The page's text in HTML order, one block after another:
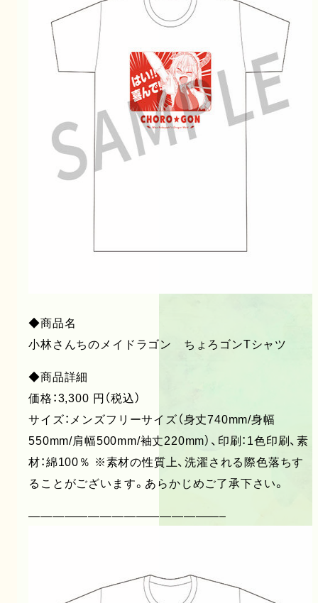
◆商品名
小林さんちのメイドラゴン ちょろゴンTシャツ
◆商品詳細
価格：3,300 円（税込）
サイズ：メンズフリーサイズ（身丈740mm/身幅
550mm/肩幅500mm/袖丈220mm）、印刷：1色印刷、素
材：綿100％ ※素材の性質上、洗濯される際色落ちす
ることがございます。あらかじめご了承下さい。
————————————————–